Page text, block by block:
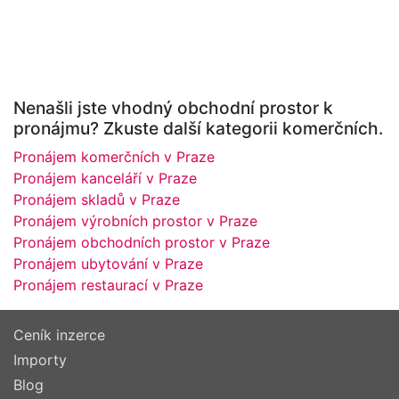
Nenašli jste vhodný obchodní prostor k
pronájmu? Zkuste další kategorii komerčních.
Pronájem komerčních v Praze
Pronájem kanceláří v Praze
Pronájem skladů v Praze
Pronájem výrobních prostor v Praze
Pronájem obchodních prostor v Praze
Pronájem ubytování v Praze
Pronájem restaurací v Praze
Ceník inzerce
Importy
Blog